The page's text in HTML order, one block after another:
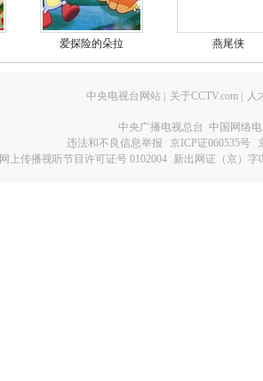
爱探险的朵拉 燕尾侠
中央电视台网站 关于CCTV.com 人
中央广播电视总台 中国网络
违法和不良信息举报
京ICP证060535号
网上传播视听节目许可证号 0102004 新出网证（京）